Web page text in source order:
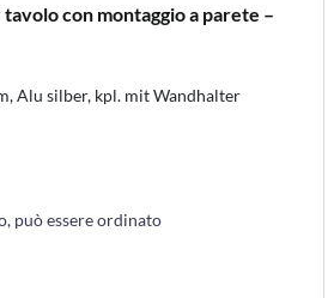
con montaggio a parete –
Alu silber, kpl. mit Wandhalter
può essere ordinato